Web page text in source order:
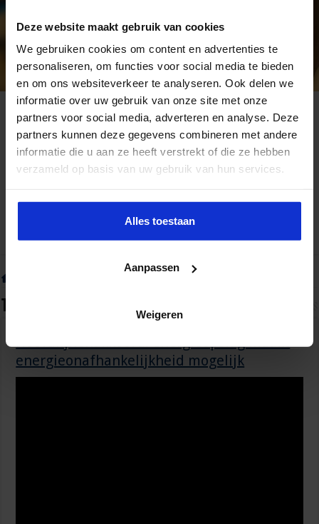
Deze website maakt gebruik van cookies
We gebruiken cookies om content en advertenties te
personaliseren, om functies voor social media te bieden
en om ons websiteverkeer te analyseren. Ook delen we
informatie over uw gebruik van onze site met onze
partners voor social media, adverteren en analyse. Deze
partners kunnen deze gegevens combineren met andere
informatie die u aan ze heeft verstrekt of die ze hebben
verzameld op basis van uw gebruik van hun services.
Alles toestaan
Aanpassen
Weigeren
Tag Archief: energiebeleid
Hoofdlijnenakkoord: energieopslag maakt
energieonafhankelijkheid mogelijk